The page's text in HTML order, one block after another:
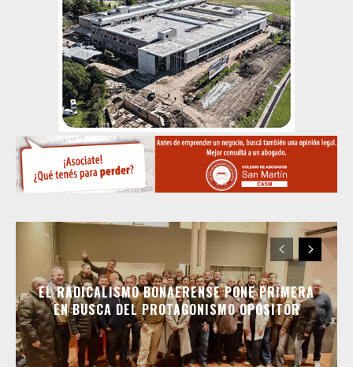
EL RADICALISMO BONAERENSE PONE PRIMERA
EN BUSCA DEL PROTAGONISMO OPOSITOR